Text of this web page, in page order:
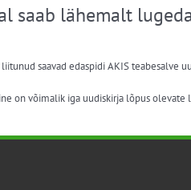
saab lähemalt
saavad edaspidi AKIS teabesalve
on võimalik iga uudiskirja lõpus olevate